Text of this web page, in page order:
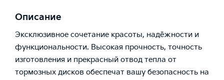
Описание
Эксклюзивное сочетание красоты, надёжности и
функциональности. Высокая прочность, точность
изготовления и прекрасный отвод тепла от
тормозных дисков обеспечат вашу безопасность на